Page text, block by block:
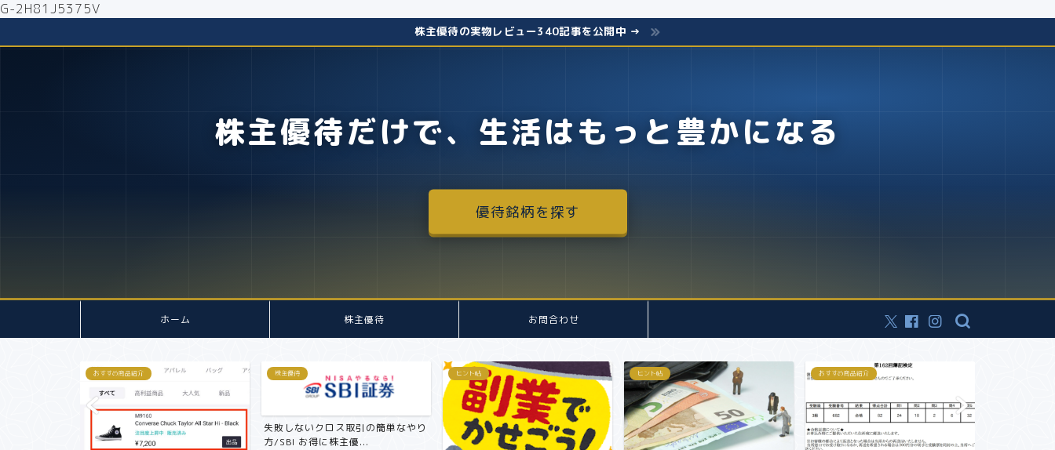
G-2H81J5375V
株主優待の実物レビュー340記事を公開中 →
株主優待だけで、生活はもっと豊かになる
優待銘柄を探す
ホーム 株主優待 お問合わせ
おすすめ商品紹介 株主優待
失敗しないクロス取引の簡単なやり
方/SBI お得に株主優...
ヒント帖 ヒント帖 おすすめ商品紹介